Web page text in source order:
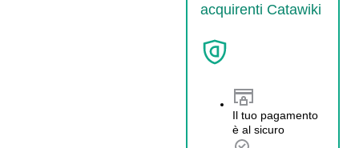
acquirenti Catawiki
Il tuo pagamento
è al sicuro